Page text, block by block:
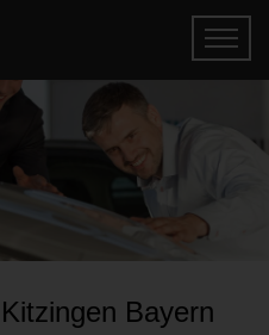
Bayern